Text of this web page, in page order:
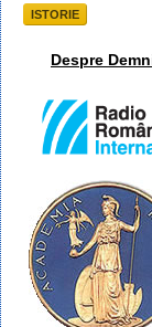
ISTORIE
Despre